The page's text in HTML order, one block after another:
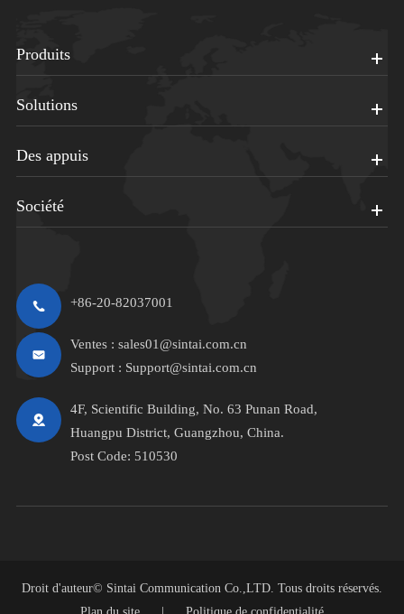
Produits
Solutions
Des appuis
Société
+86-20-82037001
Ventes : sales01@sintai.com.cn
Support : Support@sintai.com.cn
4F, Scientific Building, No. 63 Punan Road,
Huangpu District, Guangzhou, China.
Post Code: 510530
Droit d'auteur© Sintai Communication Co.,LTD. Tous droits réservés.